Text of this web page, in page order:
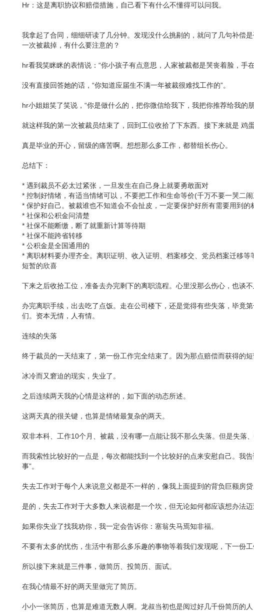
Hr：这是离职协议和赔偿措施，自己看下有什么不懂得可以问我。
我拿起了合同，细细研读了几分钟。发现没什么挑剔的，就问了几句补偿
一次被裁掉，有什么要注意的？
hr看我笑眯眯的表情说：“你小孩子有点意思，人家被裁都是哭丧着脸，手
没有直接回答她的话，“你知道应届生不满一年被裁很难找工作的”。
hr小姐姐笑了笑说，“你是做什么的，把你微信给我下，我把你推荐给我的朋
就这样我的第一次被裁员结束了，回到工位收拾了下东西。接下来就是
真是毕业的开心，留级的痛苦啊。想想那么多工作，都替组长伤心。
总结下：
* 遇到裁员不必太过紧张，一旦发生在自己身上就要勇敢面对
* 控制好情绪，有适当情绪可以，不要把工作和生命等价(千万不要一哭二
* 保护好自己。被裁谁也不知道会不会扯皮，一定要保护好所有需要用到的
* 社保和公积金问清楚
* 社保不能断缴，断了就重新计算等待期
* 社保不能跨省转移
* 公积金是全国通用的
* 离职材料要办理齐全。离职证明、收入证明、档案移交、党员档案迁移等
短暂的欣喜
下来之后收拾工位，准备去办完剩下的离职流程。心里没那么伤心，也谈
办完离职手续，出去吃了点饭。走在公司楼下，还是觉得有些失落，毕竟
们。资本无情，人有情。
连续的失落
终于裁员的一天结束了，第一份工作完全结束了。因为那点赔偿而获得的
冰冷而又窘迫的现实，失业了。
之后连续两天我的心情是这样的，如下面的动态所述。
这两天真的很关键，也算是情绪最复杂的两天。
双非本科、工作10个月、被裁，没有哪一点能让我不那么失落。但是失落
而我索性比较好的一点是，每次都能找到一个比较好的点来安慰自己。我
事”。
失去工作对于每个人来说意义都是不一样的，像我上面提到的背负巨额房
是的，失去工作对于大多数人来说都是一个坎，但无论如何都应该想办法
如果你失业了找我劝你，我一定会告诉你：塞翁失马焉知非福。
不要有太多的忧伤，生活中有那么多乐趣的事物等着我们发现呢，下一份工
所以接下来就是三件事，做简历、投简历、面试。
在我心情最不好的两天里做完了简历。
小小一张简历，也算是难道无数人啊。龙叔当初也是阅过好几千份简历的